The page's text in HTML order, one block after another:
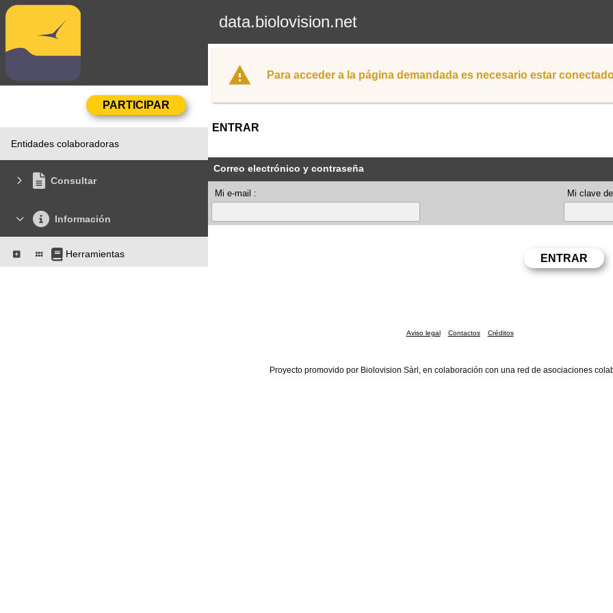
data.biolovision.net
Entidades colaboradoras
Consultar
Información
Herramientas
Para acceder a la página demandada es necesario estar
ENTRAR
Correo electrónico y contraseña
Mi e-mail : Mi clave
Aviso legal Contactos Créditos
Proyecto promovido por Biolovision Sàrl, en colaboración con una red de asociaciones